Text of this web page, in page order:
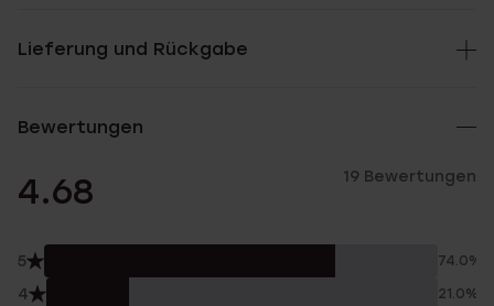
Lieferung und Rückgabe
Bewertungen
4.68 19 Bewertungen
5 74.0%
4 21.0%